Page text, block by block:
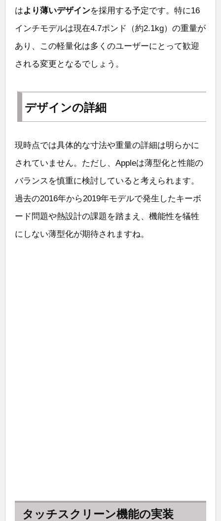
はより薄いデザインを採用する予定です。特に16
インチモデルは現在4.7ポンド（約2.1kg）の重量が
あり、この軽量化は多くのユーザーにとって歓迎
される変更となるでしょう。
デザインの詳細
現時点では具体的な寸法や重量の詳細は明らかに
されていません。ただし、Appleは薄型化と性能の
バランスを慎重に検討していると考えられます。
過去の2016年から2019年モデルで発生したキーボ
ード問題や熱設計の課題を踏まえ、機能性を犠牲
にしない薄型化が期待されますね。
タッチスクリーン機能の実装